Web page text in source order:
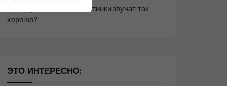
Почему виниловые пластинки звучат так
хорошо?
ЭТО ИНТЕРЕСНО: